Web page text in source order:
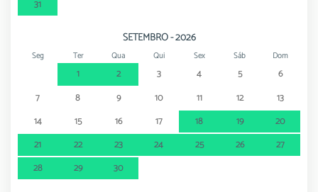
31
SETEMBRO - 2026
Seg Ter Qua Qui Sex Sáb Dom
1 2 3 4 5
6
7
8 9 10 11 12
13
14
15 16 17 18 19
20
21
22 23 24 25 26
27
28
29 30